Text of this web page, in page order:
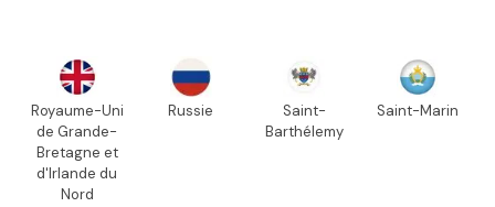
Royaume-Uni
de Grande-
Bretagne et
d'Irlande du
Nord
Russie
Saint-
Barthélemy
Saint-Marin